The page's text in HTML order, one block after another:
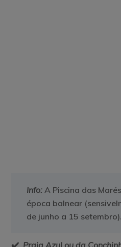
Info: A Piscina das
época balnear
de junho a 15 setembro).
✔️ Praia Azul ou da